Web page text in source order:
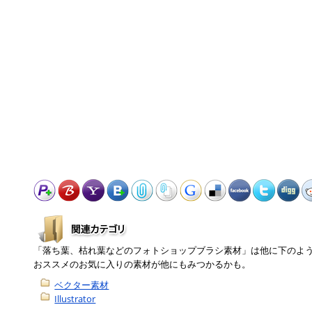
「落ち葉、枯れ葉などのフォトショップブラシ素材」は他に下の
おススメのお気に入りの素材が他にもみつかるかも。
ベクター素材
Illustrator